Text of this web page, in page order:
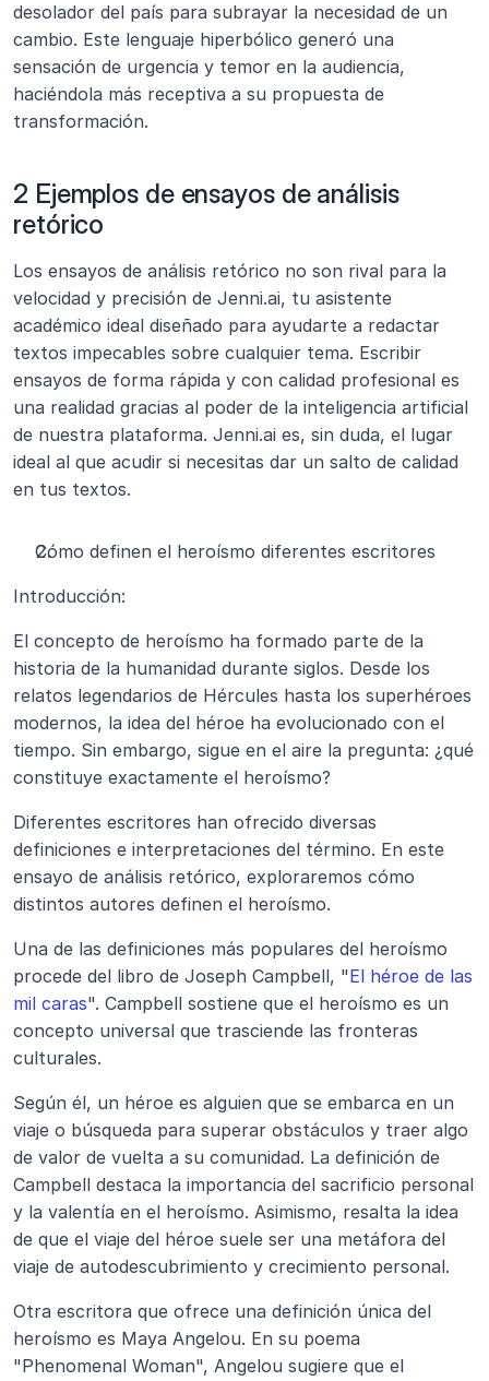
desolador del país para subrayar la necesidad de un
cambio. Este lenguaje hiperbólico generó una
sensación de urgencia y temor en la audiencia,
haciéndola más receptiva a su propuesta de
transformación.
2 Ejemplos de ensayos de análisis
retórico
Los ensayos de análisis retórico no son rival para la
velocidad y precisión de Jenni.ai, tu asistente
académico ideal diseñado para ayudarte a redactar
textos impecables sobre cualquier tema. Escribir
ensayos de forma rápida y con calidad profesional es
una realidad gracias al poder de la inteligencia artificial
de nuestra plataforma. Jenni.ai es, sin duda, el lugar
ideal al que acudir si necesitas dar un salto de calidad
en tus textos.
Cómo definen el heroísmo diferentes escritores
Introducción:
El concepto de heroísmo ha formado parte de la
historia de la humanidad durante siglos. Desde los
relatos legendarios de Hércules hasta los superhéroes
modernos, la idea del héroe ha evolucionado con el
tiempo. Sin embargo, sigue en el aire la pregunta: ¿qué
constituye exactamente el heroísmo?
Diferentes escritores han ofrecido diversas
definiciones e interpretaciones del término. En este
ensayo de análisis retórico, exploraremos cómo
distintos autores definen el heroísmo.
Una de las definiciones más populares del heroísmo
procede del libro de Joseph Campbell, "El héroe de las
mil caras". Campbell sostiene que el heroísmo es un
concepto universal que trasciende las fronteras
culturales.
Según él, un héroe es alguien que se embarca en un
viaje o búsqueda para superar obstáculos y traer algo
de valor de vuelta a su comunidad. La definición de
Campbell destaca la importancia del sacrificio personal
y la valentía en el heroísmo. Asimismo, resalta la idea
de que el viaje del héroe suele ser una metáfora del
viaje de autodescubrimiento y crecimiento personal.
Otra escritora que ofrece una definición única del
heroísmo es Maya Angelou. En su poema
"Phenomenal Woman", Angelou sugiere que el